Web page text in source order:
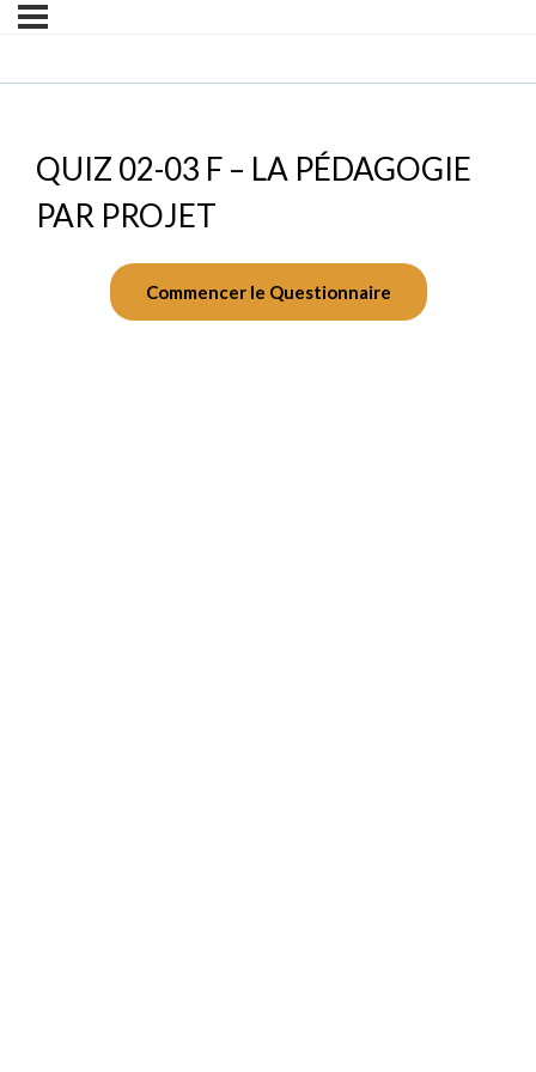
QUIZ 02-03 F – LA PÉDAGOGIE
PAR PROJET